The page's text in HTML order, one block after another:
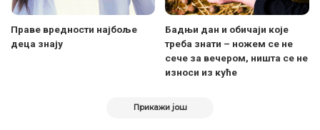
Праве вредности најбоље
деца знају
Бадњи дан и обичаји које
треба знати – ножем се не
сече за вечером, ништа се не
износи из куће
Прикажи још